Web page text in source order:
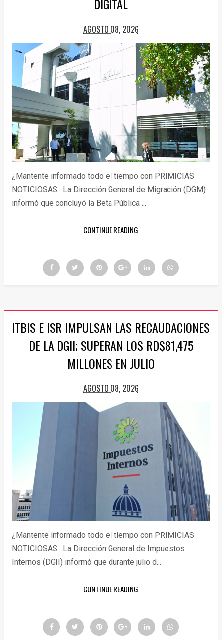
DIGITAL
AGOSTO 08, 2026
¿Mantente informado todo el tiempo con PRIMICIAS
NOTICIOSAS . La Dirección General de Migración (DGM)
informó que concluyó la Beta Pública ...
CONTINUE READING
ITBIS E ISR IMPULSAN LAS RECAUDACIONES
DE LA DGII; SUPERAN LOS RD$81,475
MILLONES EN JULIO
AGOSTO 08, 2026
¿Mantente informado todo el tiempo con PRIMICIAS
NOTICIOSAS . La Dirección General de Impuestos
Internos (DGII) informó que durante julio d...
CONTINUE READING